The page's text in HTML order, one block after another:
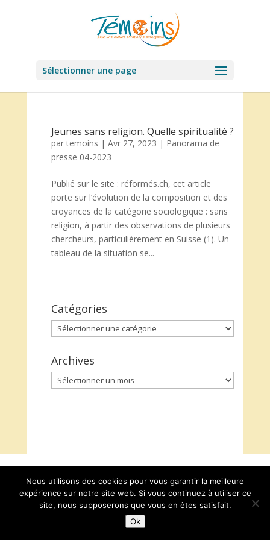
Sélectionner une page
Jeunes sans religion. Quelle spiritualité ?
partemoins | Avr 27, 2023 | Panorama de
presse 04-2023
Publié sur le site : réformés.ch, cet article
porte sur l’évolution de la composition et des
croyances de la catégorie sociologique : sans
religion, à partir des observations de plusieurs
chercheurs, particulièrement en Suisse (1). Un
tableau de la situation se...
Catégories
Catégories
Archives
Archives
Nous utilisons des cookies pour vous garantir la meilleure
expérience sur notre site web. Si vous continuez à utiliser ce
site, nous supposerons que vous en êtes satisfait.
Ok